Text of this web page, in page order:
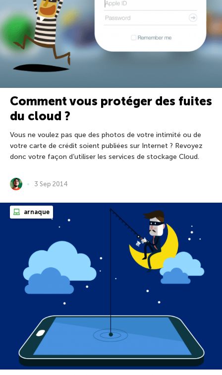
Comment vous protéger des fuites
du cloud ?
Vous ne voulez pas que des photos de votre intimité ou de
votre carte de crédit soient publiées sur Internet ? Revoyez
donc votre façon d’utiliser les services de stockage Cloud.
3 Sep 2014
arnaque